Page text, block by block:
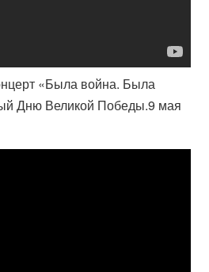
«Была война. Была
Дню Великой Победы.9 мая